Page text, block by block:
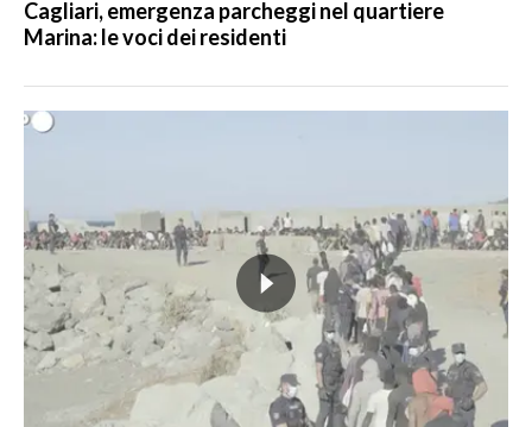
Cagliari, emergenza parcheggi nel quartiere
Marina: le voci dei residenti